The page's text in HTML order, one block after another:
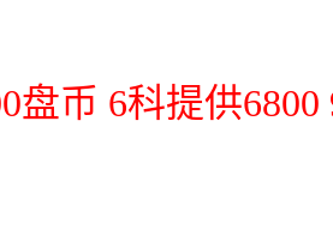
币 6科提供